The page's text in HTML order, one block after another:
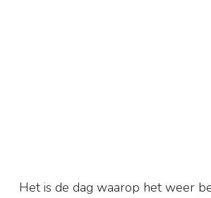
Het is de dag waarop het weer